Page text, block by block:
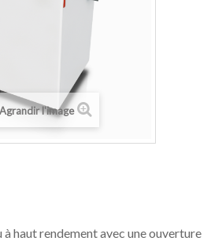
Agrandir l'image
haut rendement avec une ouverture